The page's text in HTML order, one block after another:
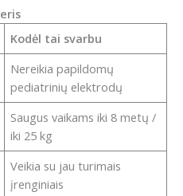
Kodėl tai svarbu
Nereikia papildomų
pediatrinių elektrodų
Saugus vaikams iki 8 metų /
iki 25 kg
Veikia su jau turimais
įrenginiais